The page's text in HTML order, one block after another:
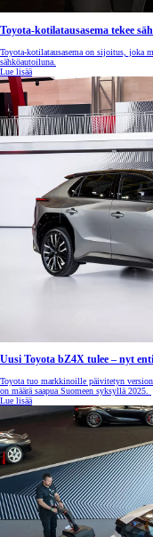
Toyota-kotilatausasema tekee
Toyota-kotilatausasema on sijoitus, joka
sähköautoiluna.
Lue lisää
Uusi Toyota bZ4X tulee – nyt
Toyota tuo markkinoille päivitetyn
on määrä saapua Suomeen syksyllä 2025.
Lue lisää